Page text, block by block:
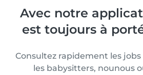
Avec notre
est toujours à
Consultez rapidement les
les babysitters, nounous